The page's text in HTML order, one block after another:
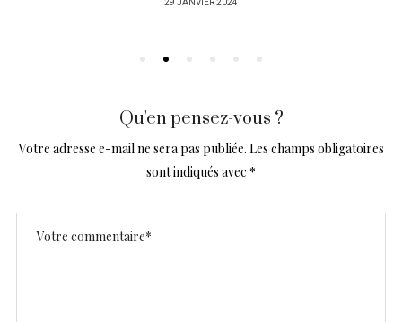
Qu'en pensez-vous ?
Votre adresse e-mail ne sera pas publiée. Les champs obligatoires
sont indiqués avec *